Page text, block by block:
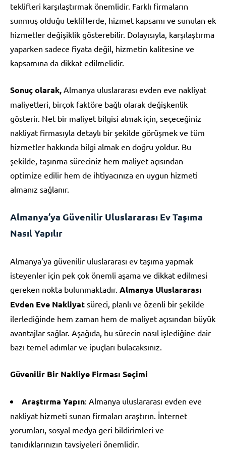
teklifleri karşılaştırmak önemlidir. Farklı firmaların
sunmuş olduğu tekliflerde, hizmet kapsamı ve sunulan ek
hizmetler değişiklik gösterebilir. Dolayısıyla, karşılaştırma
yaparken sadece fiyata değil, hizmetin kalitesine ve
kapsamına da dikkat edilmelidir.
Sonuç olarak, Almanya uluslararası evden eve nakliyat
maliyetleri, birçok faktöre bağlı olarak değişkenlik
gösterir. Net bir maliyet bilgisi almak için, seçeceğiniz
nakliyat firmasıyla detaylı bir şekilde görüşmek ve tüm
hizmetler hakkında bilgi almak en doğru yoldur. Bu
şekilde, taşınma süreciniz hem maliyet açısından
optimize edilir hem de ihtiyacınıza en uygun hizmeti
almanız sağlanır.
Almanya’ya Güvenilir Uluslararası Ev Taşıma
Nasıl Yapılır
Almanya’ya güvenilir uluslararası ev taşıma yapmak
isteyenler için pek çok önemli aşama ve dikkat edilmesi
gereken nokta bulunmaktadır. Almanya Uluslararası
Evden Eve Nakliyat süreci, planlı ve özenli bir şekilde
ilerlediğinde hem zaman hem de maliyet açısından büyük
avantajlar sağlar. Aşağıda, bu sürecin nasıl işlediğine dair
bazı temel adımlar ve ipuçları bulacaksınız.
Güvenilir Bir Nakliye Firması Seçimi
Araştırma Yapın: Almanya uluslararası evden eve
nakliyat hizmeti sunan firmaları araştırın. İnternet
yorumları, sosyal medya geri bildirimleri ve
tanıdıklarınızın tavsiyeleri önemlidir.